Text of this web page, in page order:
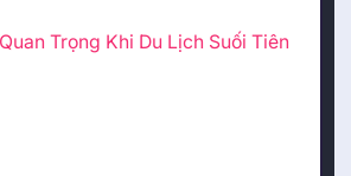
Trọng Khi Du Lịch Suối Tiên